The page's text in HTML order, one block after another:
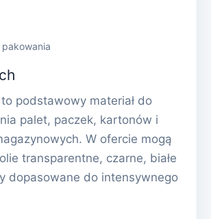
podstawowy materiał do
palet, paczek, kartonów i
W ofercie mogą
transparentne, czarne, białe
dopasowane do intensywnego